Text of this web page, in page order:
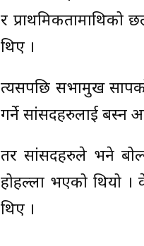
र
थिए ।
त्यसपछि सभामुख
गर्ने सांसदहरुलाई बस्न
तर सांसदहरुले भने
होहल्ला भएको थियो
थिए ।